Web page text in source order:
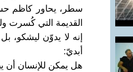
سطر، يحاور كاظم
القديمة التي كُسرت
إنه لا يدوّن ليشكو،
أبديّ:
هل يمكن للإنسان أن